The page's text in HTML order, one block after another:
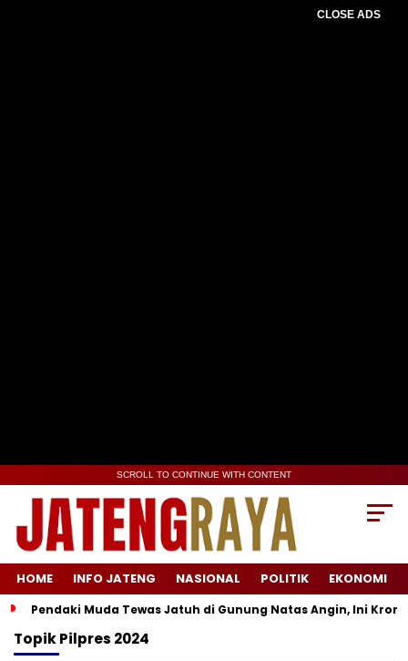
CLOSE ADS
SCROLL TO CONTINUE WITH CONTENT
HOME INFO JATENG NASIONAL POLITIK EKONOMI
Pendaki Muda Tewas Jatuh di Gunung Natas Angin, Ini
TopikPilpres 2024